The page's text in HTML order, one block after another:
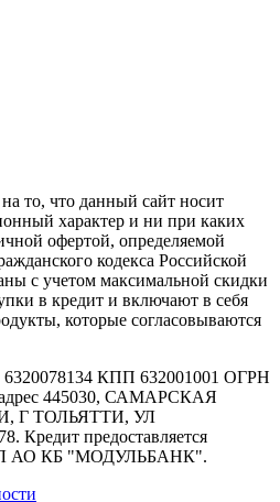
то, что данный сайт носит
характер и ни при каких
офертой, определяемой
кодекса Российской
с учетом максимальной скидки
в кредит и включают в себя
которые согласовываются
КПП 632001001 ОГРН
445030, САМАРСКАЯ
Г ТОЛЬЯТТИ, УЛ
предоставляется
КБ "МОДУЛЬБАНК".